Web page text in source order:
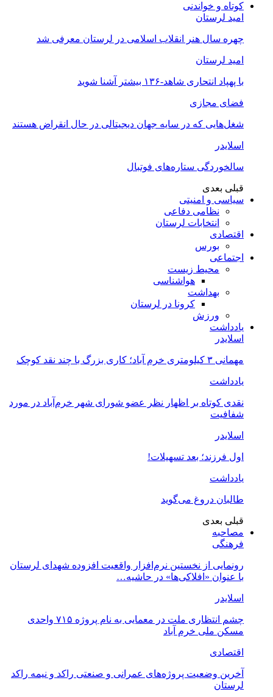
کوتاه و خواندنی
امید لرستان
چهره سال هنر انقلاب اسلامی در لرستان معرفی شد
امید لرستان
با پهپاد انتحاری شاهد-۱۳۶ بیشتر آشنا شوید
فضای مجازی
شغل‌‌هایی که در سایه جهان دیجیتالی در حال انقراض هستند
اسلایدر
سالخوردگی ستاره‌های فوتبال
قبلی بعدی
سیاسی و امنیتی
نظامی دفاعی
انتخابات لرستان
اقتصادی
بورس
اجتماعی
محیط زیست
هواشناسی
بهداشت
کرونا در لرستان
ورزش
یادداشت
اسلایدر
مهمانی ۳ کیلومتری خرم آباد؛ کاری بزرگ با چند نقد کوچک
یادداشت
نقدی کوتاه بر اظهار نظر عضو شورای شهر خرم‌آباد در مورد
شفافیت
اسلایدر
اول فرزند؛ بعد تسهیلات!
یادداشت
طالبان دروغ می‌گوید
قبلی بعدی
مصاحبه
فرهنگی
رونمایی از نخستین نرم‌افزار واقعیت افزوده شهدای لرستان
با عنوان «افلاکی‌ها» در حاشیه…
اسلایدر
چشم انتظاری ملت در معمایی به نام پروژه ۷۱۵ واحدی
مسکن ملی خرم آباد
اقتصادی
آخرین وضعیت پروژه‌های عمرانی و صنعتی راکد و نیمه راکد
لرستان